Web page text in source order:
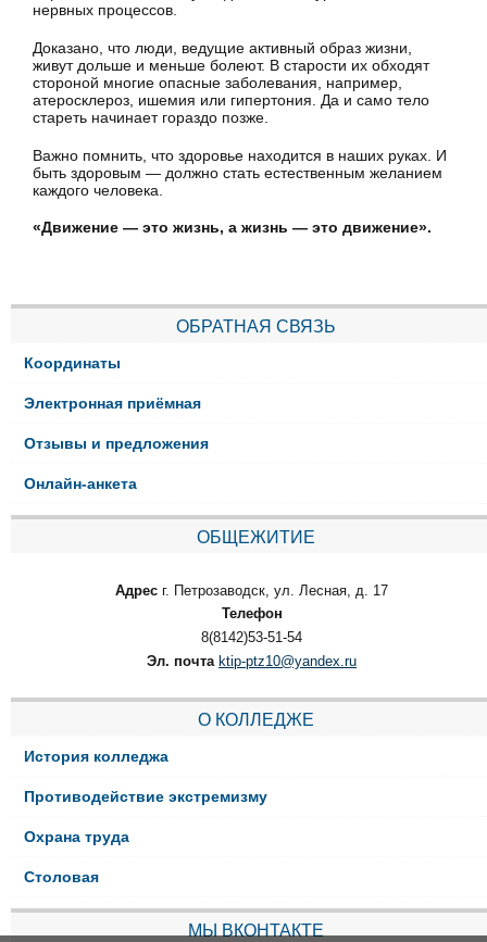
нервных процессов.
Доказано, что люди, ведущие активный образ жизни,
живут дольше и меньше болеют. В старости их обходят
стороной многие опасные заболевания, например,
атеросклероз, ишемия или гипертония. Да и само тело
стареть начинает гораздо позже.
Важно помнить, что здоровье находится в наших руках. И
быть здоровым — должно стать естественным желанием
каждого человека.
«Движение — это жизнь, а жизнь — это движение».
ОБРАТНАЯ СВЯЗЬ
Координаты
Электронная приёмная
Отзывы и предложения
Онлайн-анкета
ОБЩЕЖИТИЕ
Адрес г. Петрозаводск, ул. Лесная, д. 17
Телефон
8(8142)53-51-54
Эл. почта ktip-ptz10@yandex.ru
О КОЛЛЕДЖЕ
История колледжа
Противодействие экстремизму
Охрана труда
Столовая
МЫ ВКОНТАКТЕ